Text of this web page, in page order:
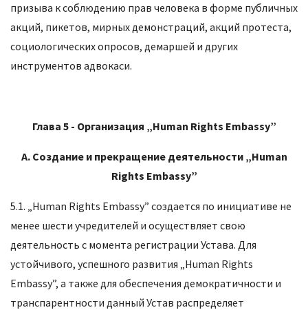
призыва к соблюдению прав человека в форме публичных
акций, пикетов, мирных демонстраций, акций протеста,
социологических опросов, демаршей и других
инструментов адвокаси.
Глава 5- Организация „Human Rights Embassy”
А. Создание и прекращение деятельности „Human
Rights Embassy”
5.1. „Human Rights Embassy” создается по инициативе не
менее шести учредителей и осуществляет свою
деятельность с момента регистрации Устава. Для
устойчивого, успешного развития „Human Rights
Embassy”, а также для обеспечения демократичности и
транспарентности данный Устав распределяет